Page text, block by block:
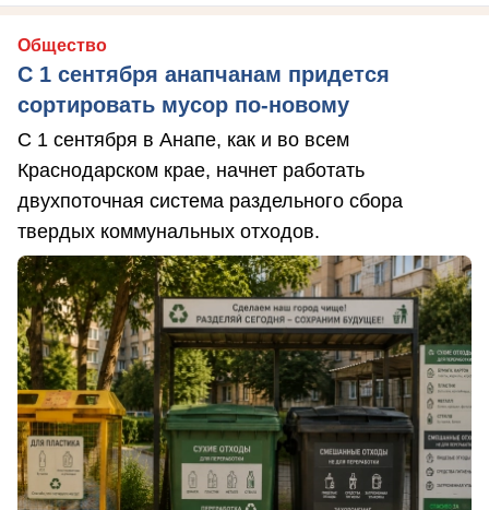
Общество
С 1 сентября анапчанам придется
сортировать мусор по-новому
С 1 сентября в Анапе, как и во всем
Краснодарском крае, начнет работать
двухпоточная система раздельного сбора
твердых коммунальных отходов.